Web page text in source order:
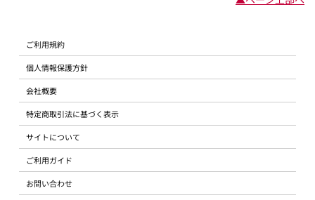
ご利用規約
個人情報保護方針
会社概要
特定商取引法に基づく表示
サイトについて
ご利用ガイド
お問い合わせ